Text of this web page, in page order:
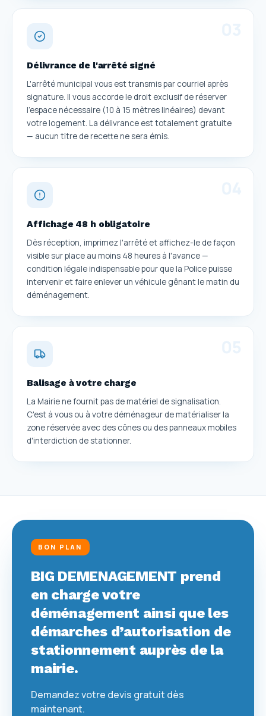
Délivrance de l'arrêté signé
L'arrêté municipal vous est transmis par courriel après
signature. Il vous accorde le droit exclusif de réserver
l'espace nécessaire (10 à 15 mètres linéaires) devant
votre logement. La délivrance est totalement gratuite
— aucun titre de recette ne sera émis.
Affichage 48 h obligatoire
Dès réception, imprimez l'arrêté et affichez-le de façon
visible sur place au moins 48 heures à l'avance —
condition légale indispensable pour que la Police puisse
intervenir et faire enlever un véhicule gênant le matin du
déménagement.
Balisage à votre charge
La Mairie ne fournit pas de matériel de signalisation.
C'est à vous ou à votre déménageur de matérialiser la
zone réservée avec des cônes ou des panneaux mobiles
d'interdiction de stationner.
BON PLAN
BIG DEMENAGEMENT prend
en charge votre
déménagement ainsi que les
démarches d’autorisation de
stationnement auprès de la
mairie.
Demandez votre devis gratuit dès
maintenant.